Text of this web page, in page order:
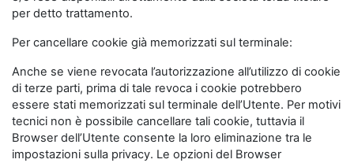
per detto trattamento.
Per cancellare cookie già memorizzati sul terminale:
Anche se viene revocata l’autorizzazione all’utilizzo di cookie
di terze parti, prima di tale revoca i cookie potrebbero
essere stati memorizzati sul terminale dell’Utente. Per motivi
tecnici non è possibile cancellare tali cookie, tuttavia il
Browser dell’Utente consente la loro eliminazione tra le
impostazioni sulla privacy. Le opzioni del Browser